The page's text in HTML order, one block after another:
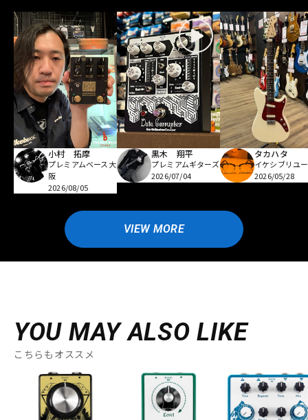
小村 拓摩
プレミアムベース大
阪
2026/08/05
黒木 翔平
プレミアムギターズ
2026/07/04
タカハタ
イケシブリユ
2026/05/28
VIEW MORE
YOU MAY ALSO LIKE
こちらもオススメ